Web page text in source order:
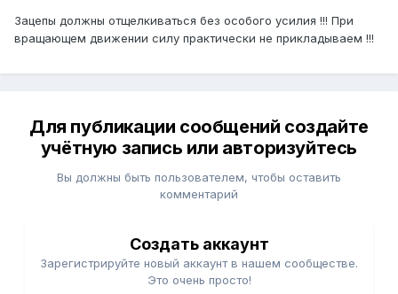
Зацепы должны отщелкиваться без особого усилия !!! При
вращающем движении силу практически не прикладываем !!!
Для публикации сообщений создайте
учётную запись или авторизуйтесь
Вы должны быть пользователем, чтобы оставить
комментарий
Создать аккаунт
Зарегистрируйте новый аккаунт в нашем сообществе.
Это очень просто!